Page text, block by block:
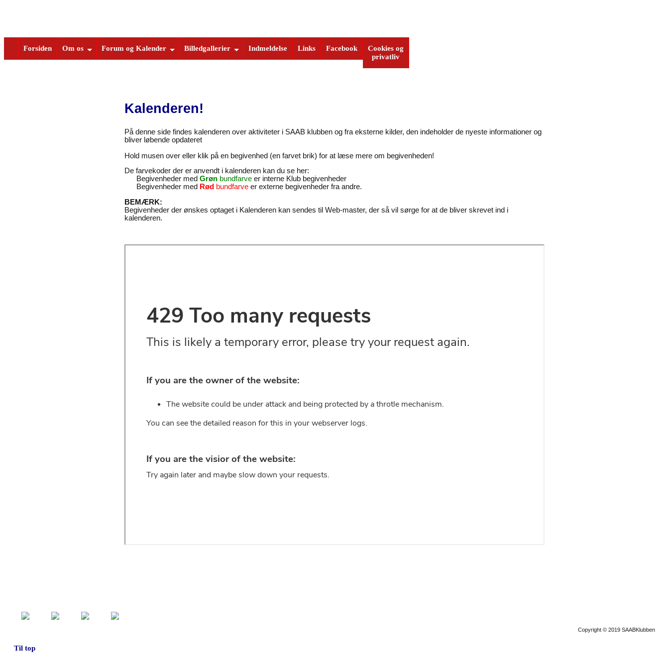
Forsiden Om os Forum og Kalender Billedgallerier Indmeldelse Links Facebook
Cookies og
privatliv
Kalenderen!
På denne side findes kalenderen over aktiviteter i SAAB klubben og fra eksterne kilder, den indeholder de nyeste informationer og
bliver løbende opdateret
Hold musen over eller klik på en begivenhed (en farvet brik) for at læse mere om begivenheden!
De farvekoder der er anvendt i kalenderen kan du se her:
Begivenheder med Grøn bundfarve er interne Klub begivenheder
Begivenheder med Rød bundfarve er externe begivenheder fra andre.
BEMÆRK:
Begivenheder der ønskes optaget i Kalenderen kan sendes til Web-master, der så vil sørge for at de bliver skrevet ind i
kalenderen.
Copyright © 2019 SAABKlubben
Til top